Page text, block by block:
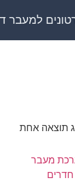
למעבר
תוצאה אחת